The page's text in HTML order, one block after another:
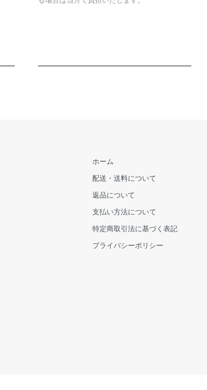
ホーム
配送・送料について
返品について
支払い方法について
特定商取引法に基づく表記
プライバシーポリシー